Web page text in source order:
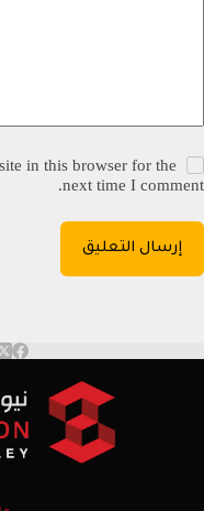
in this browser for the
next time I comment.
إرسال التعليق